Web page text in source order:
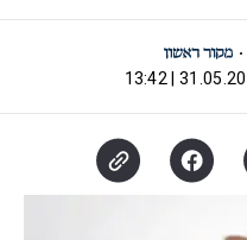
31.05.2026 |